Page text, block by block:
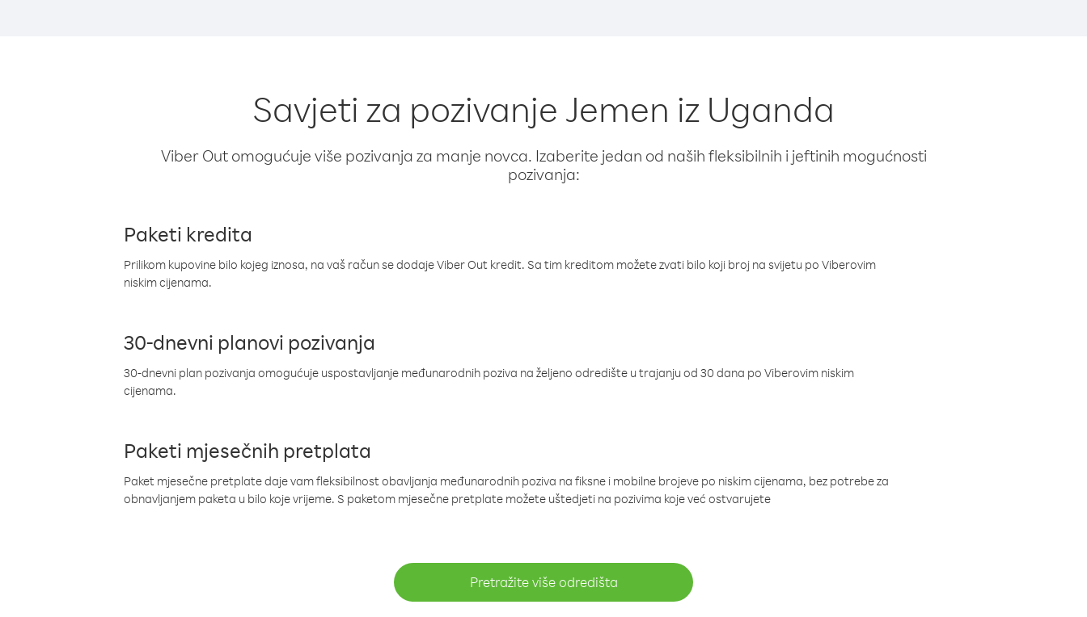
Savjeti za pozivanje Jemen iz Uganda
Viber Out omogućuje više pozivanja za manje novca. Izaberite jedan od naših fleksibilnih i jeftinih mogućnosti
pozivanja:
Paketi kredita
Prilikom kupovine bilo kojeg iznosa, na vaš račun se dodaje Viber Out kredit. Sa tim kreditom možete zvati bilo koji broj na svijetu po Viberovim
niskim cijenama.
30-dnevni planovi pozivanja
30-dnevni plan pozivanja omogućuje uspostavljanje međunarodnih poziva na željeno odredište u trajanju od 30 dana po Viberovim niskim
cijenama.
Paketi mjesečnih pretplata
Paket mjesečne pretplate daje vam fleksibilnost obavljanja međunarodnih poziva na fiksne i mobilne brojeve po niskim cijenama, bez potrebe za
obnavljanjem paketa u bilo koje vrijeme. S paketom mjesečne pretplate možete uštedjeti na pozivima koje već ostvarujete
Pretražite više odredišta